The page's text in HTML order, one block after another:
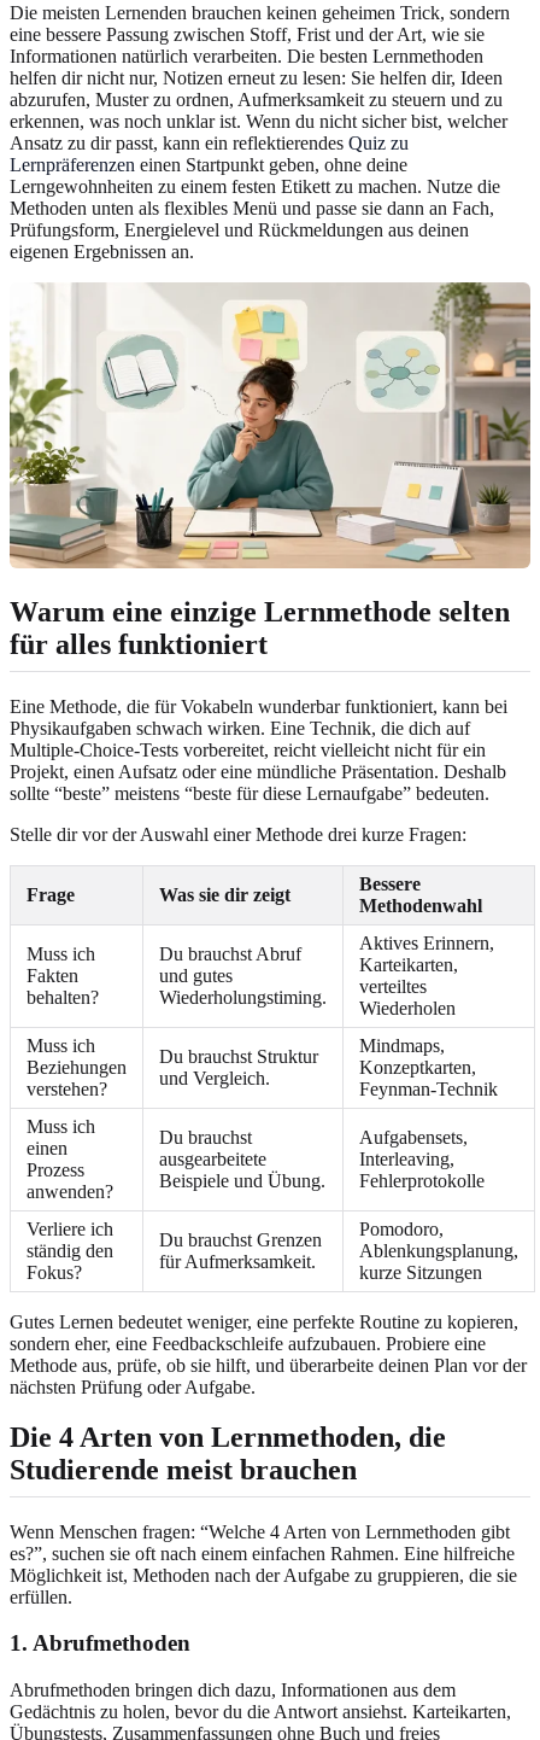
Die meisten Lernenden brauchen keinen geheimen Trick, sondern
eine bessere Passung zwischen Stoff, Frist und der Art, wie sie
Informationen natürlich verarbeiten. Die besten Lernmethoden
helfen dir nicht nur, Notizen erneut zu lesen: Sie helfen dir, Ideen
abzurufen, Muster zu ordnen, Aufmerksamkeit zu steuern und zu
erkennen, was noch unklar ist. Wenn du nicht sicher bist, welcher
Ansatz zu dir passt, kann ein reflektierendes Quiz zu
Lernpräferenzen einen Startpunkt geben, ohne deine
Lerngewohnheiten zu einem festen Etikett zu machen. Nutze die
Methoden unten als flexibles Menü und passe sie dann an Fach,
Prüfungsform, Energielevel und Rückmeldungen aus deinen
eigenen Ergebnissen an.
Warum eine einzige Lernmethode selten
für alles funktioniert
Eine Methode, die für Vokabeln wunderbar funktioniert, kann bei
Physikaufgaben schwach wirken. Eine Technik, die dich auf
Multiple-Choice-Tests vorbereitet, reicht vielleicht nicht für ein
Projekt, einen Aufsatz oder eine mündliche Präsentation. Deshalb
sollte “beste” meistens “beste für diese Lernaufgabe” bedeuten.
Stelle dir vor der Auswahl einer Methode drei kurze Fragen:
Frage Was sie dir zeigt
Bessere
Methodenwahl
Muss ich
Fakten
behalten?
Du brauchst Abruf
und gutes
Wiederholungstiming.
Aktives Erinnern,
Karteikarten,
verteiltes
Wiederholen
Muss ich
Beziehungen
verstehen?
Du brauchst Struktur
und Vergleich.
Mindmaps,
Konzeptkarten,
Feynman-Technik
Muss ich
einen
Prozess
anwenden?
Du brauchst
ausgearbeitete
Beispiele und Übung.
Aufgabensets,
Interleaving,
Fehlerprotokolle
Verliere ich
ständig den
Fokus?
Du brauchst Grenzen
für Aufmerksamkeit.
Pomodoro,
Ablenkungsplanung,
kurze Sitzungen
Gutes Lernen bedeutet weniger, eine perfekte Routine zu kopieren,
sondern eher, eine Feedbackschleife aufzubauen. Probiere eine
Methode aus, prüfe, ob sie hilft, und überarbeite deinen Plan vor der
nächsten Prüfung oder Aufgabe.
Die 4 Arten von Lernmethoden, die
Studierende meist brauchen
Wenn Menschen fragen: “Welche 4 Arten von Lernmethoden gibt
es?”, suchen sie oft nach einem einfachen Rahmen. Eine hilfreiche
Möglichkeit ist, Methoden nach der Aufgabe zu gruppieren, die sie
erfüllen.
1. Abrufmethoden
Abrufmethoden bringen dich dazu, Informationen aus dem
Gedächtnis zu holen, bevor du die Antwort ansiehst. Karteikarten,
Übungstests, Zusammenfassungen ohne Buch und freies